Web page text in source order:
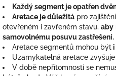
Každý segment je opatřen
Aretace je důležitá pro
otevřeném i zavřeném stavu, aby
samovolnému posuvu zastřešení.
Aretace segmentů mohou býti
Uzamykatelná aretace zvyšuje
V době nepřítomnosti se